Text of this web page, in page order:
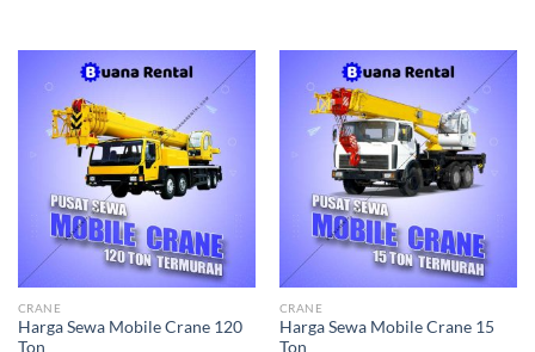
CRANE
Harga Sewa Mobile Crane 120
Ton
CRANE
Harga Sewa Mobile Crane 15
Ton
Our customer support team is here to
answer your questions. Ask us anything!